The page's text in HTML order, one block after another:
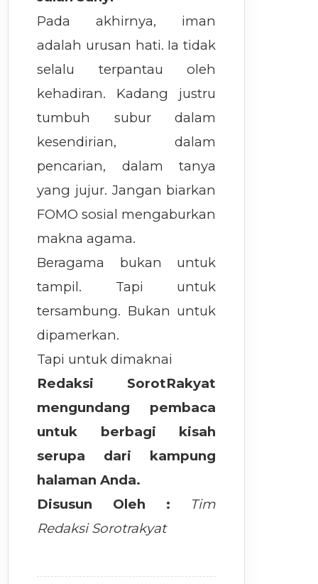
Pada akhirnya, iman
adalah urusan hati. Ia tidak
selalu terpantau oleh
kehadiran. Kadang justru
tumbuh subur dalam
kesendirian, dalam
pencarian, dalam tanya
yang jujur. Jangan biarkan
FOMO sosial mengaburkan
makna agama.
Beragama bukan untuk
tampil. Tapi untuk
tersambung. Bukan untuk
dipamerkan.
Tapi untuk dimaknai
Redaksi SorotRakyat
mengundang pembaca
untuk berbagi kisah
serupa dari kampung
halaman Anda.
Disusun Oleh :
Tim
Redaksi Sorotrakyat